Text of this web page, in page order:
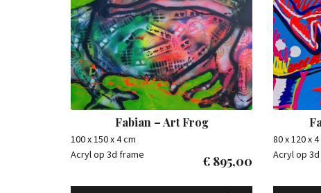
Fabian – Art Frog
100 x 150 x 4 cm
Acryl op 3d frame
€ 895,00
80 x 120 x
Acryl op